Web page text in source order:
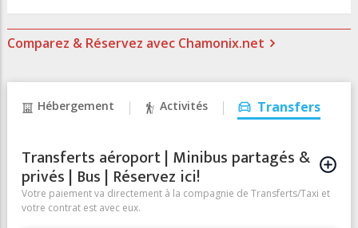
Comparez & Réservez avec Chamonix.net
Hébergement Activités Transfers
Transferts aéroport | Minibus partagés &
privés | Bus | Réservez ici!
Votre paiement va directement à la compagnie de Transferts/Taxi et
votre contrat est avec eux.